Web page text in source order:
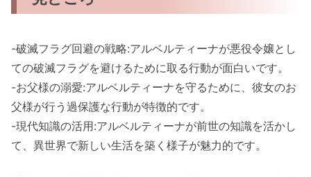
-破滅フラグ回避の戦略:アルベルティーナが悪役令嬢とし
ての破滅フラグを避けるために取る行動が面白いです。
-お父様の溺愛:アルベルティーナを守るために、彼女のお
父様が行う過保護な行動が特徴的です。
-現代知識の活用:アルベルティーナが前世の知識を活かし
て、異世界で新しい生活を築く様子が魅力的です。